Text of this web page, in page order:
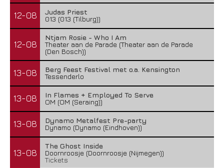
12-08
Judas Priest
013 (013 (Tilburg))
12-08
Ntjam Rosie - Who I Am
Theater aan de Parade (Theater aan de Parade
(Den Bosch))
13-08
Berg Feest Festival met o.a. Kensington
Tessenderlo
13-08
In Flames + Employed To Serve
OM (OM (Seraing))
13-08
Dynamo Metalfest Pre-party
Dynamo (Dynamo (Eindhoven))
13-08
The Ghost Inside
Doornroosje (Doornroosje (Nijmegen))
Tickets